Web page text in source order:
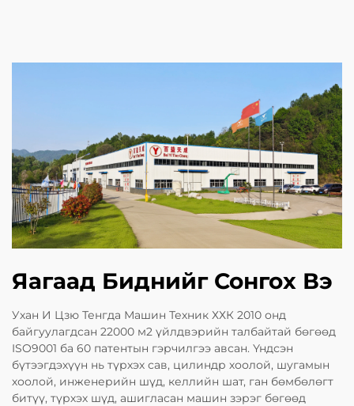
Яагаад Биднийг Сонгох Вэ
Ухан И Цзю Тенгда Машин Техник ХХК 2010 онд
байгуулагдсан 22000 м2 үйлдвэрийн талбайтай бөгөөд
ISO9001 ба 60 патентын гэрчилгээ авсан. Үндсэн
бүтээгдэхүүн нь түрхэх сав, цилиндр хоолой, шугамын
хоолой, инженерийн шүд, келлийн шат, ган бөмбөлөгт
битүү, түрхэх шүд, ашигласан машин зэрэг бөгөөд